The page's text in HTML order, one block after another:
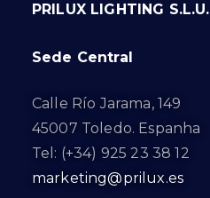
PRILUX LIGHTING S.L.U.
Sede Central
Calle Río Jarama, 149
45007 Toledo. Espanha
Tel: (+34) 925 23 38 12
marketing@prilux.es